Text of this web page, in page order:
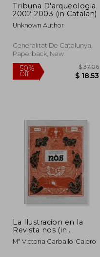
$ 39.81
$ 19.90
Tribuna D'arqueologia
2002-2003 (in Catalan)
Unknown Author
Generalitat De Catalunya,
Paperback, New
50%
Off
La Ilustracion en la
Revista nos (in
Spanish)
Mª Victoria Carballo-Calero